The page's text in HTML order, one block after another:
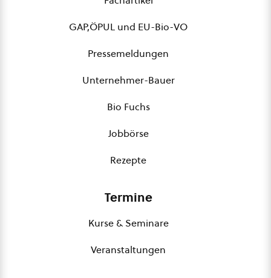
GAP,ÖPUL und EU-Bio-VO
Pressemeldungen
Unternehmer-Bauer
Bio Fuchs
Jobbörse
Rezepte
Termine
Kurse & Seminare
Veranstaltungen